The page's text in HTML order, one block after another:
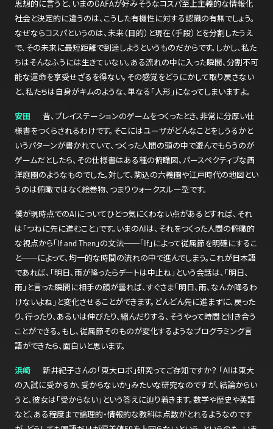
思想的に言うと、いまのGAFAが好みそうなコスパ至上主義的な情報化
社会と決定的に違うのは、こうした有機性に対する認識の有無でしょう。
なぜならコスパというのは、未来（目的）と現在（手段）とを分割したうえ
で、その未来に最短距離で到達しようというものだからです。しかし、私た
ちはそんなふうには生きていない。ある流れの中に入った瞬間、分割不可
能な運命を享受せざるを得ない。その感覚をどうにかして取り戻さない
と、私たちは自身がキムのような、単なる「人形」になってしまいますよ。
安田
昔、プレイステーションのゲームをつくったとき、非常に分厚い仕
様書をつくらされるわけです。そこにはユーザがどんなことをしうるかと
いうパターンが書かれていて、つくった人間の頭の中で遊んでもらうのが
ゲームだとしたら、その仕様書はある種の俯瞰図、パースペクティブな西
洋庭園のようなものでした。対して、駒込の六義園や江戸時代の地図とい
うのは俯瞰ではなく絵巻物、つまりウォークスルー型です。
僕が現時点でのAIについてひとつ気にくわない点があるとすれば、それ
は「つねに先に進むこと」です。いまのAIは、それをつくった人間の俯瞰的
な視点から「If and Then」の文法──「If」によって従属節を明確にするこ
と──によって、均一的な時間の流れの中で進んでしまう。これが日本語
であれば、「明日、雨が降ったらデートは中止ね」という会話は、「明日、
雨」と言った瞬間に相手の顔が曇れば、すぐさま「明日、雨、なんか降るわ
けないよね」と変化させることができます。どんどん先に進まずに、戻った
り、行ったり、あるいは伸びたり、縮んだりする、そうやって時間と付き合う
ことができる。もし、従属節そのものが変化するようなプログラミング言
語ができたら、面白いと思います。
浜崎
新井紀子さんの「東大ロボ」研究ってご存知ですか？ 「AIは東大
の入試に受かるか、受からないか」みたいな研究なのですが、結論からい
うと、彼女は「受からない」という答えに辿り着きます。数学や歴史や英語
など、ある程度まで論理的・情報的な教科は点数がとれるようなのです